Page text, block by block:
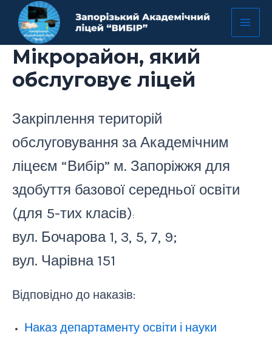
Перейти
вмісту
Мікрорайон, який
обслуговує ліцей
Закріплення територій
обслуговування за Академічним
ліцеєм “Вибір” м. Запоріжжя для
здобуття базової середньої освіти
(для 5-тих класів) :
вул. Бочарова 1, 3, 5, 7, 9;
вул. Чарівна 151
Відповідно до наказів:
Наказ департаменту освіти і науки